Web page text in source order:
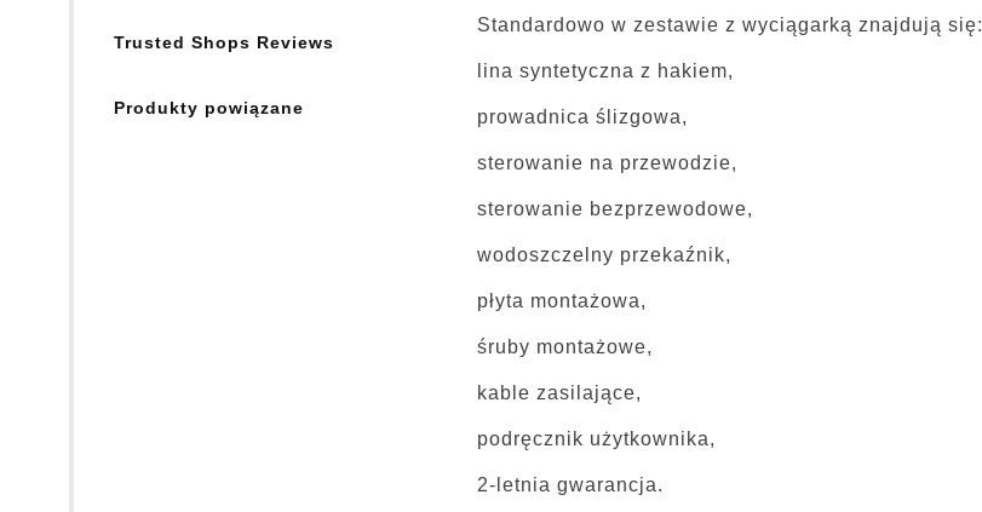
Trusted Shops Reviews
Produkty powiązane
Standardowo w zestawie z wyciągarką znajdują się:
lina syntetyczna z hakiem,
prowadnica ślizgowa,
sterowanie na przewodzie,
sterowanie bezprzewodowe,
wodoszczelny przekaźnik,
płyta montażowa,
śruby montażowe,
kable zasilające,
podręcznik użytkownika,
2-letnia gwarancja.